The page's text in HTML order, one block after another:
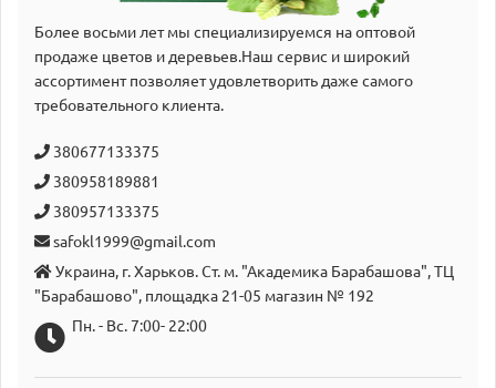
Более восьми лет мы специализируемся на оптовой
продаже цветов и деревьев.Наш сервис и широкий
аcсортимент позволяет удовлетворить даже самого
требовательного клиента.
380677133375
380958189881
380957133375
safokl1999@gmail.com
Украина, г. Харьков. Ст. м. "Академика Барабашова", ТЦ
"Барабашово", площадка 21-05 магазин № 192
Пн. - Вс. 7:00- 22:00